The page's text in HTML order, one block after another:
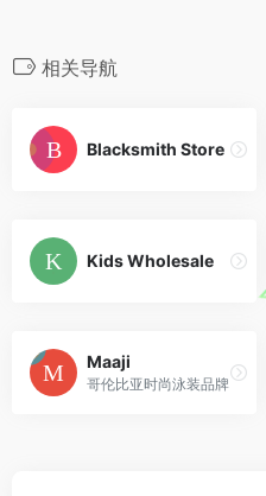
相关导航
Blacksmith Store
Kids Wholesale
Maaji
哥伦比亚时尚泳装品牌